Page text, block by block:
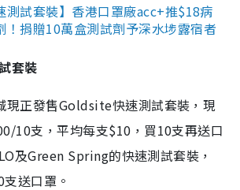
測試套裝】香港口罩廠acc+推$18病
！捐贈10萬盒測試劑予深水埗露宿者
套裝
現正發售Goldsite快速測試套裝，現
10支，平均每支$10，買10支再送口
及Green Spring的快速測試套裝，
送口罩。